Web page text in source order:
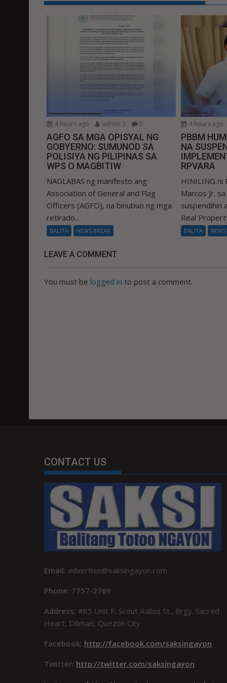
4 hours ago admin 3 0
AGFO SA MGA OPISYAL NG
GOBYERNO: SUMUNOD SA
POLISIYA NG PILIPINAS SA
WPS O MAGBITIW
NAGLABAS ng manifesto ang
Association of General and Flag
Officers (AGFO), na binubuo ng mga
retirado...
BALITA NEWS BREAK
4 hours ago
PBBM
NA
RPVARA
HINILING ni
Marcos Jr.
suspendihin
Real
BALITA
LEAVE A COMMENT
You must be logged in to post a comment.
CONTACT US
Email: advertise@saksingayon.com
Phone: 7757-2769
Address: #85 Unit F, Scout Rallos St., Brgy. Sacred
Heart, Diliman, Quezon City
Facebook: http://facebook.com/saksingayon
Twitter: http://twitter.com/saksingayon